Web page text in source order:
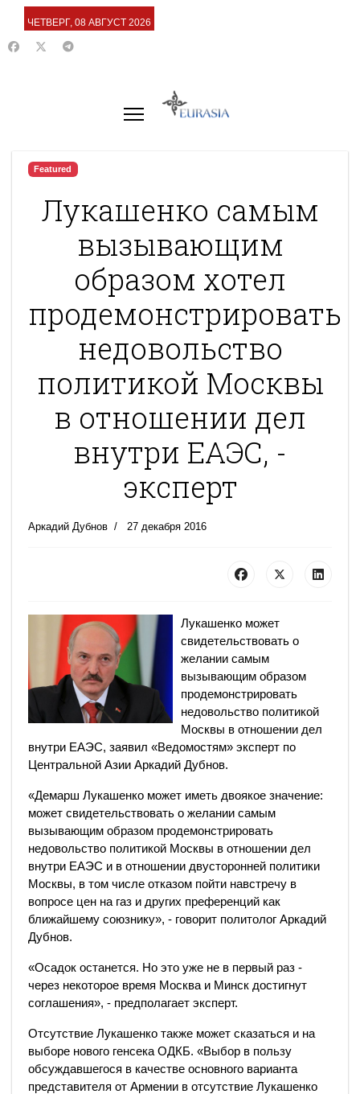
ЧЕТВЕРГ, 08 АВГУСТ 2026
Featured
Лукашенко самым
вызывающим
образом хотел
продемонстрировать
недовольство
политикой Москвы
в отношении дел
внутри ЕАЭС, -
эксперт
Аркадий Дубнов 27 декабря 2016
Лукашенко может
свидетельствовать о
желании самым
вызывающим образом
продемонстрировать
недовольство политикой
Москвы в отношении дел
внутри ЕАЭС, заявил «Ведомостям» эксперт по
Центральной Азии Аркадий Дубнов.
«Демарш Лукашенко может иметь двоякое значение:
может свидетельствовать о желании самым
вызывающим образом продемонстрировать
недовольство политикой Москвы в отношении дел
внутри ЕАЭС и в отношении двусторонней политики
Москвы, в том числе отказом пойти навстречу в
вопросе цен на газ и других преференций как
ближайшему союзнику», - говорит политолог Аркадий
Дубнов.
«Осадок останется. Но это уже не в первый раз -
через некоторое время Москва и Минск достигнут
соглашения», - предполагает эксперт.
Отсутствие Лукашенко также может сказаться и на
выборе нового генсека ОДКБ. «Выбор в пользу
обсуждавшегося в качестве основного варианта
представителя от Армении в отсутствие Лукашенко